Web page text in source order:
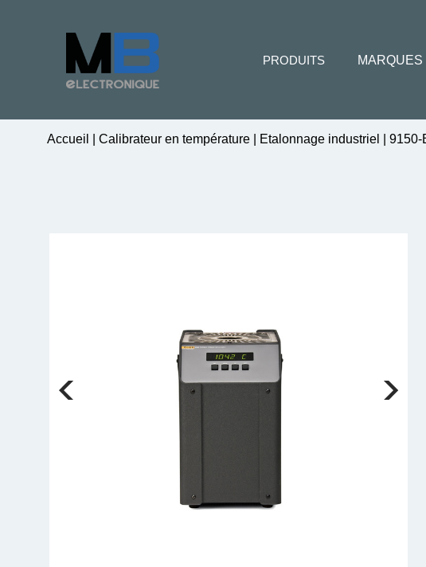
Accueil Calibrateur en température Etalonnage industriel 9150-
PRODUITS MARQUES